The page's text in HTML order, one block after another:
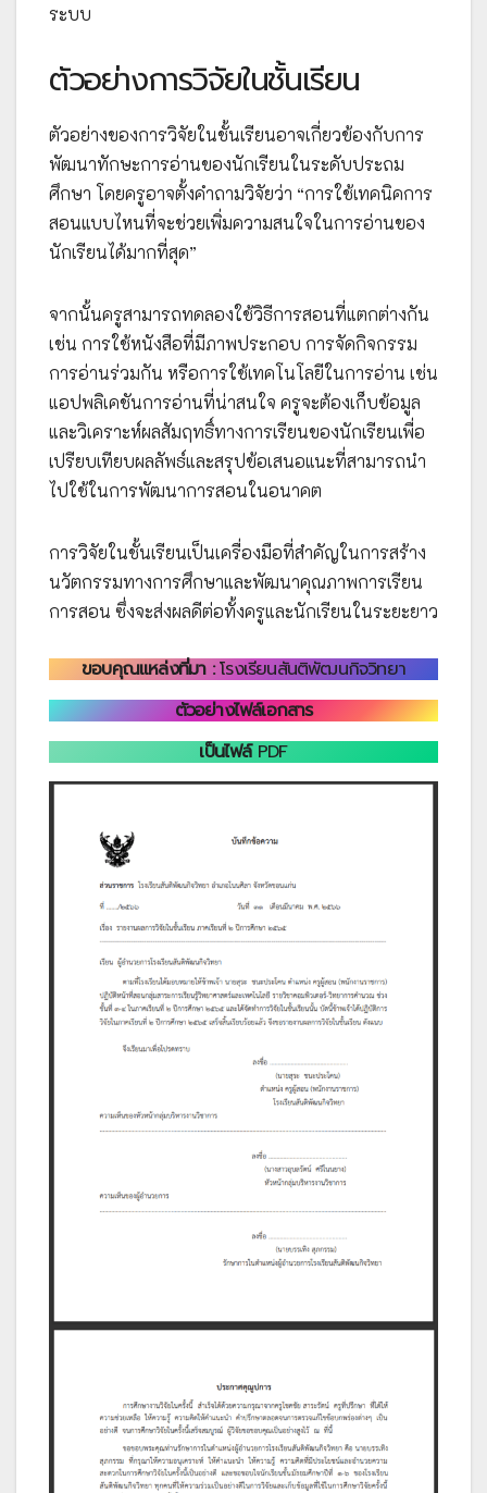
ระบบ
ตัวอย่างการวิจัยในชั้นเรียน
ตัวอย่างของการวิจัยในชั้นเรียนอาจเกี่ยวข้องกับการ
พัฒนาทักษะการอ่านของนักเรียนในระดับประถม
ศึกษา โดยครูอาจตั้งคำถามวิจัยว่า “การใช้เทคนิคการ
สอนแบบไหนที่จะช่วยเพิ่มความสนใจในการอ่านของ
นักเรียนได้มากที่สุด”
จากนั้นครูสามารถทดลองใช้วิธีการสอนที่แตกต่างกัน
เช่น การใช้หนังสือที่มีภาพประกอบ การจัดกิจกรรม
การอ่านร่วมกัน หรือการใช้เทคโนโลยีในการอ่าน เช่น
แอปพลิเคชันการอ่านที่น่าสนใจ ครูจะต้องเก็บข้อมูล
และวิเคราะห์ผลสัมฤทธิ์ทางการเรียนของนักเรียนเพื่อ
เปรียบเทียบผลลัพธ์และสรุปข้อเสนอแนะที่สามารถนำ
ไปใช้ในการพัฒนาการสอนในอนาคต
การวิจัยในชั้นเรียนเป็นเครื่องมือที่สำคัญในการสร้าง
นวัตกรรมทางการศึกษาและพัฒนาคุณภาพการเรียน
การสอน ซึ่งจะส่งผลดีต่อทั้งครูและนักเรียนในระยะยาว
ขอบคุณแหล่งที่มา :โรงเรียนสันติพัฒนกิจวิทยา
ตัวอย่างไฟล์เอกสาร
เป็นไฟล์PDF